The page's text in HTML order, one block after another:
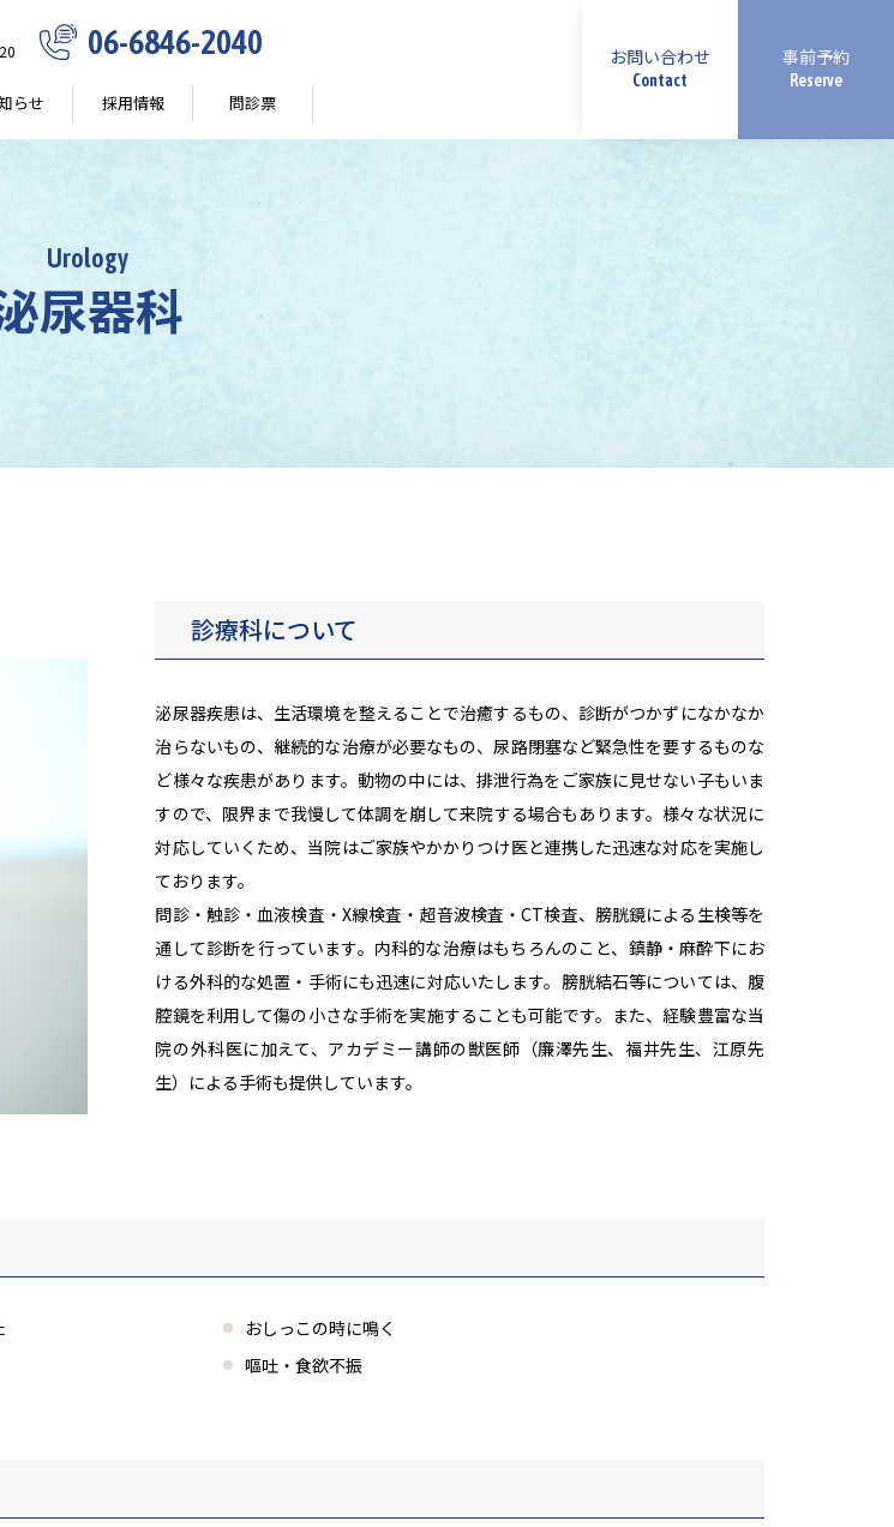
06-6846-2040
らせ 採用情報 問診票
お問い合わせ
Contact
事前予約
Reserve
Urology
尿器科
診療科について
泌尿器疾患は、生活環境を整えることで治癒するもの、診断がつかずになかなか
治らないもの、継続的な治療が必要なもの、尿路閉塞など緊急性を要するものな
ど様々な疾患があります。動物の中には、排泄行為をご家族に見せない子もいま
すので、限界まで我慢して体調を崩して来院する場合もあります。様々な状況に
対応していくため、当院はご家族やかかりつけ医と連携した迅速な対応を実施し
ております。
問診・触診・血液検査・X線検査・超音波検査・CT検査、膀胱鏡による生検等を
通して診断を行っています。内科的な治療はもちろんのこと、鎮静・麻酔下にお
ける外科的な処置・手術にも迅速に対応いたします。膀胱結石等については、腹
腔鏡を利用して傷の小さな手術を実施することも可能です。また、経験豊富な当
院の外科医に加えて、アカデミー講師の獣医師（廉澤先生、福井先生、江原先
生）による手術も提供しています。
おしっこの時に鳴く
嘔吐・食欲不振